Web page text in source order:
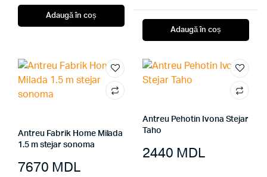
Adaugă în coș
Adaugă în coș
Antreu Fabrik Home Milada
1.5 m stejar sonoma
7670 MDL
Antreu Pehotin Ivona Stejar
Taho
2440 MDL